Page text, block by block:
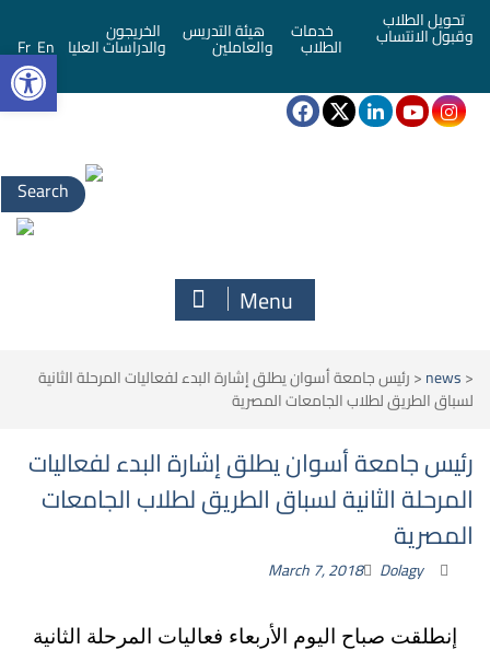
تحويل الطلاب
وقبول الانتساب خدمات
الطلاب
هيئة التدريس
والعاملين
الخريجون
والدراسات العليا En
Fr
Search
for:
Menu
<
news
<رئيس جامعة أسوان يطلق إشارة البدء لفعاليات المرحلة الثانية
لسباق الطريق لطلاب الجامعات المصرية
رئيس جامعة أسوان يطلق إشارة البدء لفعاليات
المرحلة الثانية لسباق الطريق لطلاب الجامعات
المصرية
March 7, 2018 Dolagy
إنطلقت صباح اليوم الأربعاء فعاليات المرحلة الثانية